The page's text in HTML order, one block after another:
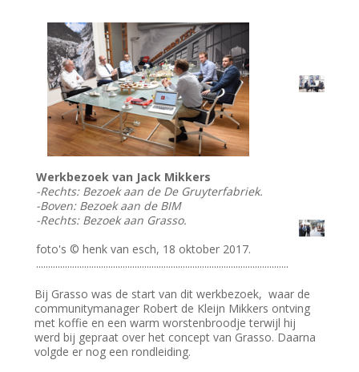
Werkbezoek van Jack Mikkers
-Rechts: Bezoek aan de De Gruyterfabriek.
-Boven: Bezoek aan de BIM
-Rechts: Bezoek aan Grasso.
foto's © henk van esch, 18 oktober 2017.
.........................................................................................................
Bij Grasso was de start van dit werkbezoek, waar de
communitymanager Robert de Kleijn Mikkers ontving
met koffie en een warm worstenbroodje terwijl hij
werd bij gepraat over het concept van Grasso. Daarna
volgde er nog een rondleiding.